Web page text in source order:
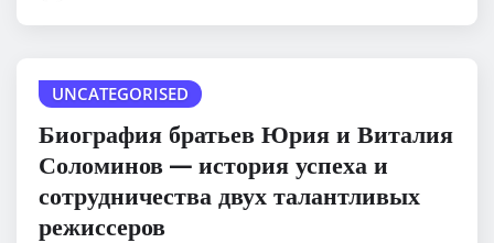
UNCATEGORISED
Биография братьев Юрия и Виталия
Соломинов — история успеха и
сотрудничества двух талантливых
режиссеров